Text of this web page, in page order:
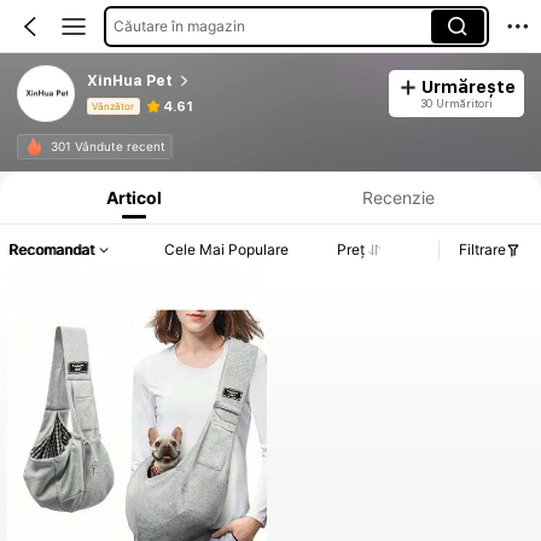
Căutare în magazin
XinHua Pet
Vânzător 4.61
Urmărește
30 Urmăritori
301 Vândute recent
Informații despre produs: Divulgarea prețului, detalii privind vânzările și stocul.
Articol Recenzie
Recomandat Cele Mai Populare Preț Filtrare